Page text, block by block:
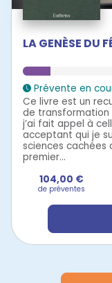
LA GENÈSE DU
Prévente en
Ce livre est un
de transformation
j’ai fait appel à
acceptant qui je
sciences cachées
premier...
104,00 €
de préventes